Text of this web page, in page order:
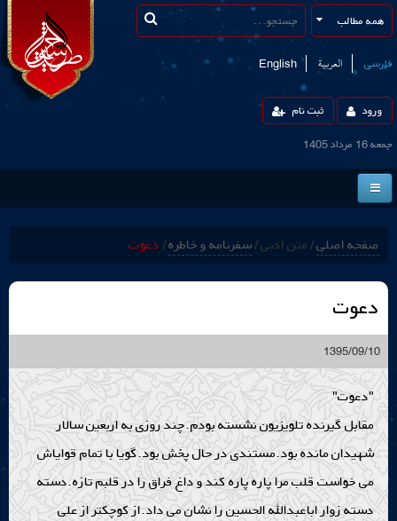
فارسی العربیة English
ورود
ثبت نام
جمعه 16 مرداد 1405
اخبار
سوگواره
ارتباط با ما
پخش زنده
صفحه اصلی/متن ادبی/
/دعوت
دعوت
1395/09/10
"دعوت"
مقابل گیرنده تلویزیون نشسته بودم.چند روزی به اربعین سالار
شهیدان مانده بود.مستندی در حال پخش بود.گویا با تمام قوایاش
می خواست قلب مرا پاره پاره کند و داغ فراق را در قلبم تازه.دسته
دسته زوار اباعبدالله الحسین را نشان می داد.از کوچکتر از علی